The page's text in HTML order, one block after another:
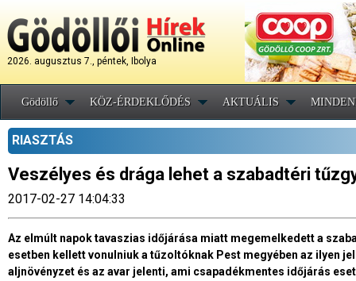
2026. augusztus 7., péntek, Ibolya
Gödöllő KÖZ-ÉRDEKLŐDÉS AKTUÁLIS
RIASZTÁS
Veszélyes és drága lehet a szabadtéri
2017-02-27 14:04:33
Az elmúlt napok tavaszias időjárása miatt megemelkedett a
esetben kellett vonulniuk a tűzoltóknak Pest megyében az ilyen
aljnövényzet és az avar jelenti, ami csapadékmentes időjárás